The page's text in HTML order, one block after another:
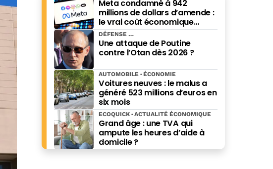
Meta condamné à 942
millions de dollars d’amende :
le vrai coût économique
imposé par le Nouveau-
Mexique
Une attaque de Poutine
contre l’Otan dès 2026 ?
DÉFENSE
Voitures neuves : le malus a
généré 523 millions d’euros en
six mois
AUTOMOBILE ÉCONOMIE
Grand âge : une TVA qui
ampute les heures d’aide à
domicile ?
ECOQUICK ACTUALITÉ ÉCONOMIQUE